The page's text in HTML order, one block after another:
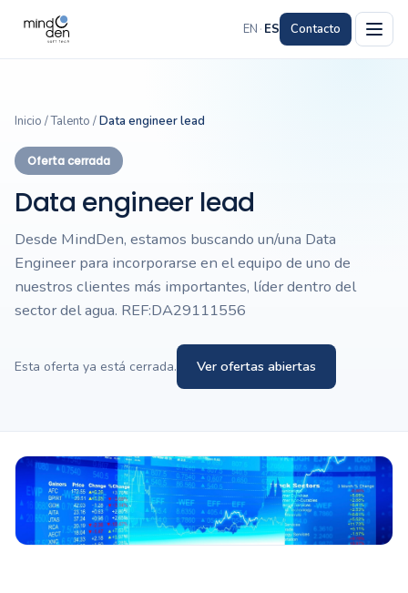
EN · ES Contacto
Inicio /Talento /Data engineer lead
Oferta cerrada
Data engineer lead
Desde MindDen, estamos buscando un/una Data
Engineer para incorporarse en el equipo de uno de
nuestros clientes más importantes, líder dentro del
sector del agua. REF:DA29111556
Esta oferta ya está cerrada. Ver ofertas abiertas